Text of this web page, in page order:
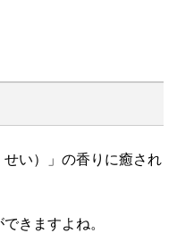
い）」の香りに癒され
きますよね。